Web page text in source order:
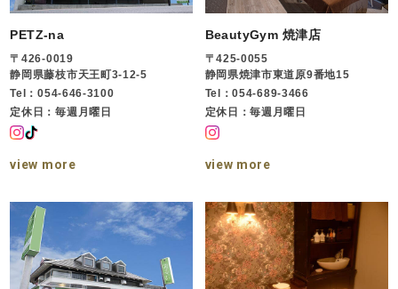
PETZ-na
〒426-0019
静岡県藤枝市天王町3-12-5
Tel：054-646-3100
定休日：毎週月曜日
view more
BeautyGym 焼津店
〒425-0055
静岡県焼津市東道原9番地15
Tel：054-689-3466
定休日：毎週月曜日
view more